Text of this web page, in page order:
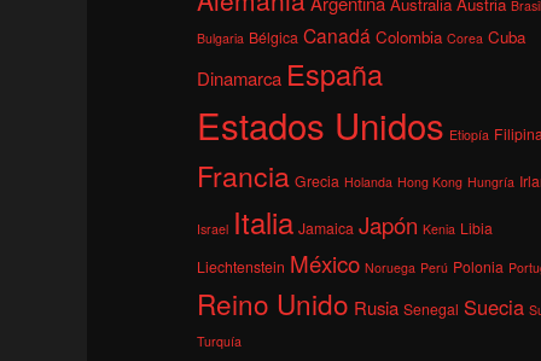
Brasil
Bulgaria Bélgica Canadá Colombia Corea Cuba
Dinamarca España
Estados Unidos Etiopía
Francia Grecia Holanda Hong Kong Hungría
Israel Italia Jamaica Japón Kenia Libia
Liechtenstein México Noruega Perú Polonia
Reino Unido Rusia Senegal Suecia
Turquía